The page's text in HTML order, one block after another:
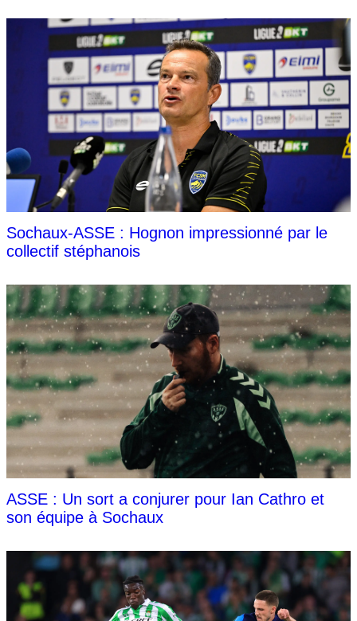
Sochaux-ASSE : Hognon impressionné par le
collectif stéphanois
ASSE : Un sort a conjurer pour Ian Cathro et
son équipe à Sochaux